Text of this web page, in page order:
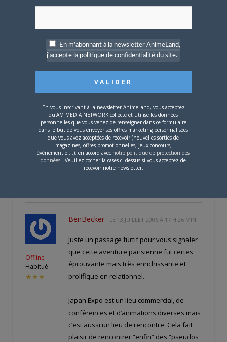
des photos
j’ai pas fini, donc ne pas s’inquiéter si
ceux des cosplay).
!!
sinon c’est par ici:
EDIT: Photos d’Anna Tsuchiya en ligne !
:pompom:
Offline
Habitué
★★★
BenBecker LE 13 JUILLET 2006 À 17 H 26 MIN
Juste un passage furtif pour vous signaler
que cette aventure parisienne fut certes
éprouvante mais très enrichissante et
prolifique en relationnel.
Japan Expo est un lieu commercial, de
conférences et d’animations diverses mais
c’est aussi un lieu de rencontre. Cela fait
plaisir de rencontrer “enfin” des “pseudos
En m'abonnant à la newsletter AnimeLand,
j'accepte la politique de confidentialité du site.
En vous inscrivant à la newsletter AnimeLand, vous acceptez
qu'AM MEDIA NETWORK collecte et utilise les données
personnelles que vous venez de renseigner dans ce formulaire
dans le but de vous envoyer ses offres marketing personnalisées
que vous avez acceptées de recevoir (nouvelles sorties de
magazines, offres promotionnelles, jeux-concours,
événementiel...), en accord avec notre politique de protection des
données . Veuillez cocher la cases ci-dessus si vous acceptez de
recevoir notre newsletter.